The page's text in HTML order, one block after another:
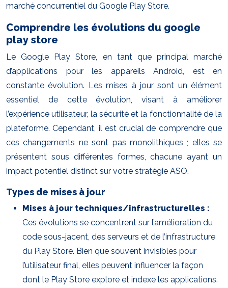
marché concurrentiel du Google Play Store.
Comprendre les évolutions du google
play store
Le Google Play Store, en tant que principal marché
d’applications pour les appareils Android, est en
constante évolution. Les mises à jour sont un élément
essentiel de cette évolution, visant à améliorer
l’expérience utilisateur, la sécurité et la fonctionnalité de la
plateforme. Cependant, il est crucial de comprendre que
ces changements ne sont pas monolithiques ; elles se
présentent sous différentes formes, chacune ayant un
impact potentiel distinct sur votre stratégie ASO.
Types de mises à jour
Mises à jour techniques/infrastructurelles :
Ces évolutions se concentrent sur l’amélioration du
code sous-jacent, des serveurs et de l’infrastructure
du Play Store. Bien que souvent invisibles pour
l’utilisateur final, elles peuvent influencer la façon
dont le Play Store explore et indexe les applications.